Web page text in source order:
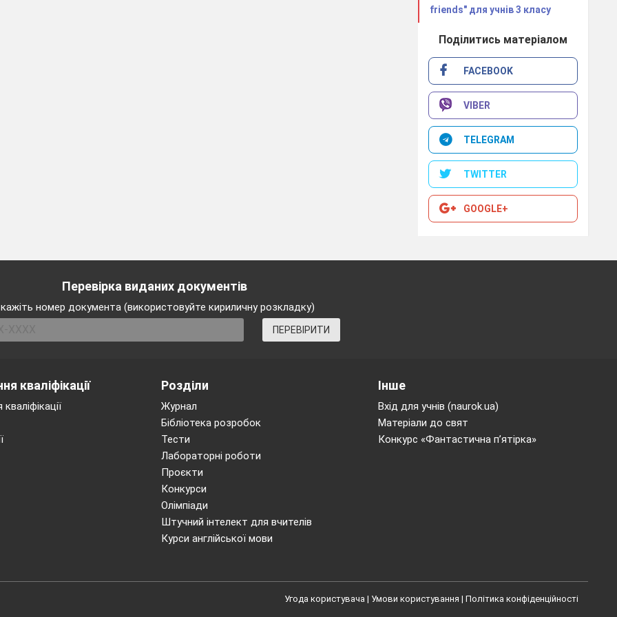
friends" для учнів 3 класу
Поділитись матеріалом
FACEBOOK
VIBER
TELEGRAM
TWITTER
GOOGLE+
Перевірка виданих документів
номер документа (використовуйте кириличну розкладку)
ПЕРЕВІРИТИ
кваліфікації Розділи
Журнал
Бібліотека розробок
Тести
Лабораторні роботи
Проєкти
Конкурси
Олімпіади
Штучний інтелект для вчителів
Курси англійської мови
Інше
Вхід для учнів (naurok.ua)
Матеріали до свят
Конкурс «Фантастична п’ятірка»
Угода користувача | Умови користування | Політика конфіденційності